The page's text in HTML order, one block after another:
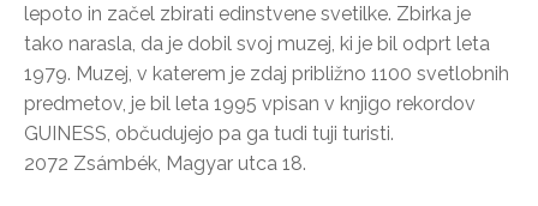
lepoto in začel zbirati edinstvene svetilke. Zbirka je
tako narasla, da je dobil svoj muzej, ki je bil odprt leta
1979. Muzej, v katerem je zdaj približno 1100 svetlobnih
predmetov, je bil leta 1995 vpisan v knjigo rekordov
GUINESS, občudujejo pa ga tudi tuji turisti.
2072 Zsámbék, Magyar utca 18.